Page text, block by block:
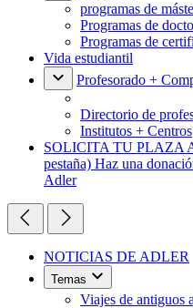
programas de
Programas de
Programas de
Vida estudiantil
Profesorado +
Directorio de
Institutos + Centros
SOLICITA TU PLAZA
pestaña) Haz una
Adler
NOTICIAS DE ADLER
Temas
Viajes de antiguos